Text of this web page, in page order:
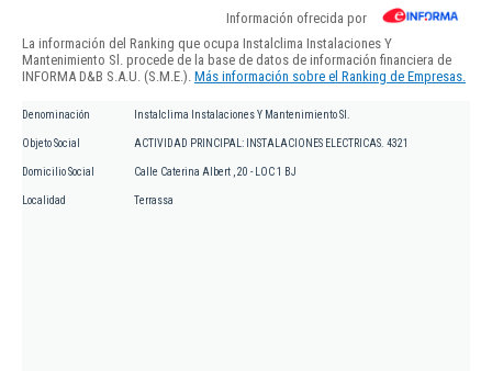
Información ofrecida por
La información del Ranking que ocupa Instalclima Instalaciones Y
Mantenimiento Sl. procede de la base de datos de información financiera de
INFORMA D&B S.A.U. (S.M.E.). Más información sobre el Ranking de Empresas.
Denominación Instalclima Instalaciones Y Mantenimiento Sl.
Objeto Social ACTIVIDAD PRINCIPAL: INSTALACIONES ELECTRICAS. 4321
Domicilio Social Calle Caterina Albert , 20 - LOC 1 BJ
Localidad Terrassa